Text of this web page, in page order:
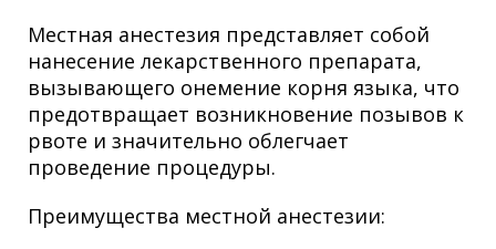
Местная анестезия представляет собой
нанесение лекарственного препарата,
вызывающего онемение корня языка, что
предотвращает возникновение позывов к
рвоте и значительно облегчает
проведение процедуры.
Преимущества местной анестезии: